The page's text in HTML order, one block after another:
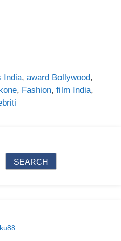
India, award Bollywood,
, Fashion, film India,
SEARCH